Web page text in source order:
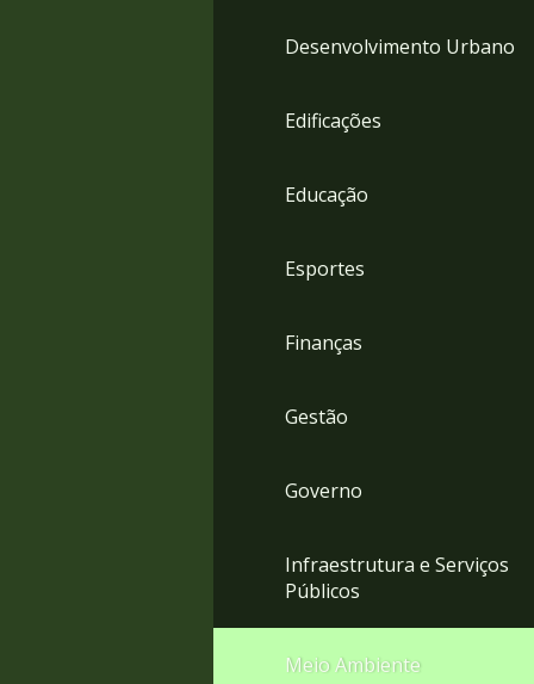
Desenvolvimento Urbano
Edificações
Educação
Esportes
Finanças
Gestão
Governo
Infraestrutura e Serviços
Públicos
Meio Ambiente